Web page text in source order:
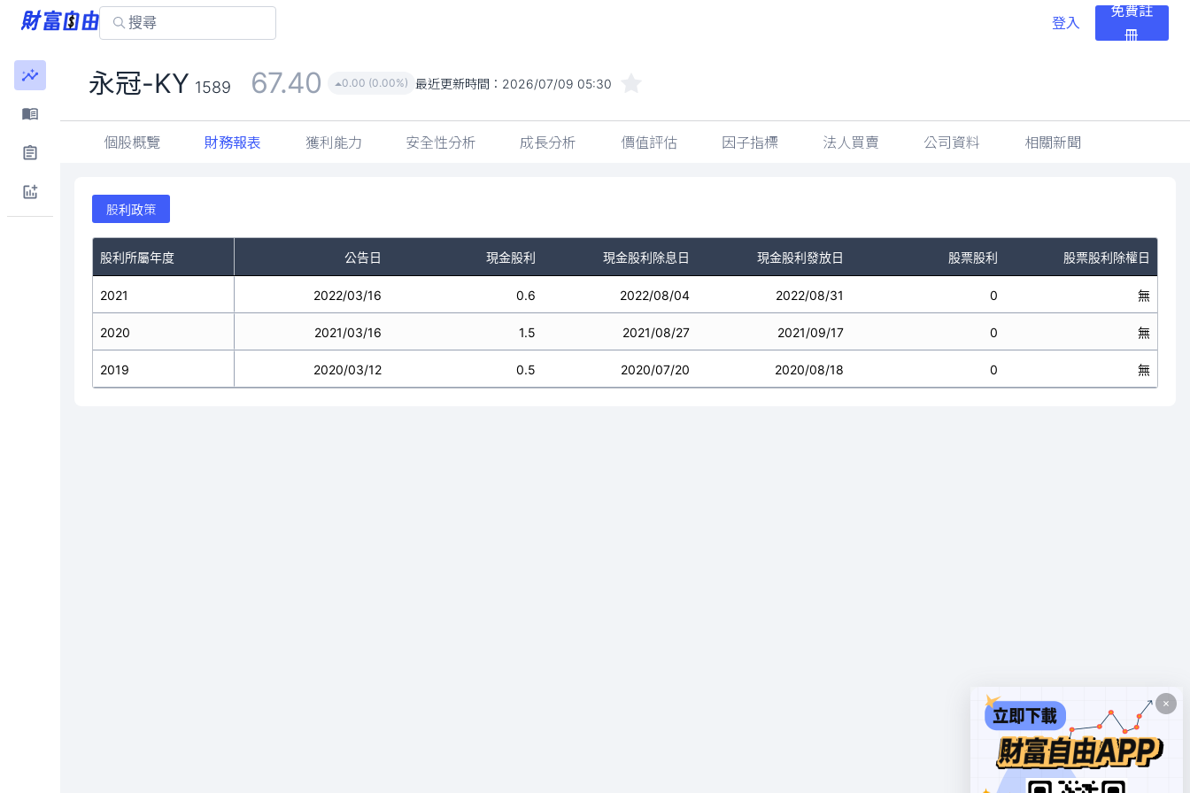
登入
免費註
冊
永冠-KY 1589 67.40 0.00 (0.00%) 最近更新時間： 2026/07/09 05:30
個股概覽 財務報表 獲利能力 安全性分析 成長分析 價值評估 因子指標 法人買賣 公司資料 相關新聞
股利政策
股利所屬年度 公告日 現金股利 現金股利除息日 現金股利發放日 股票股利 股票股利除權日
2021
2020
2019
2022/03/16 0.6 2022/08/04 2022/08/31 0 無
2021/03/16 1.5 2021/08/27 2021/09/17 0 無
2020/03/12 0.5 2020/07/20 2020/08/18 0 無